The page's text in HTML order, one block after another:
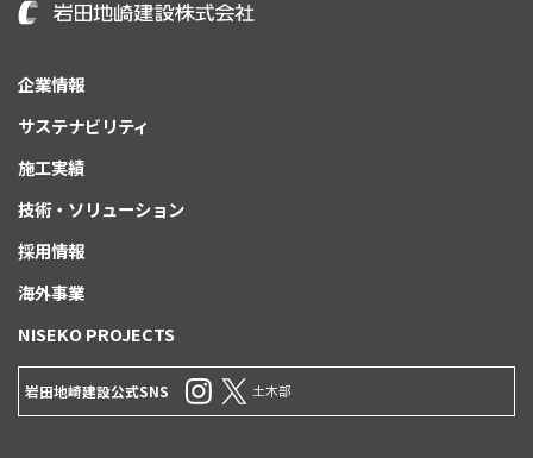
企業情報
サステナビリティ
施工実績
技術・ソリューション
採用情報
海外事業
NISEKO PROJECTS
岩田地崎建設公式SNS 土木部